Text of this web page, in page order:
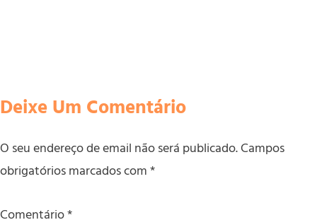
Deixe Um Comentário
O seu endereço de email não será publicado.Campos
obrigatórios marcados com*
Comentário*